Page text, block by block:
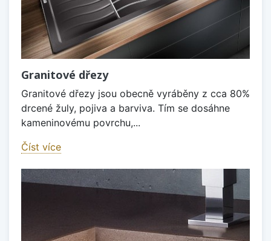
Granitové dřezy
Granitové dřezy jsou obecně vyráběny z cca 80%
drcené žuly, pojiva a barviva. Tím se dosáhne
kameninovému povrchu,...
Číst více